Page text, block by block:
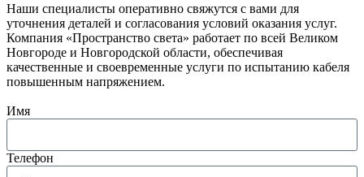
Наши специалисты оперативно свяжутся с вами для
уточнения деталей и согласования условий оказания услуг.
Компания «Пространство света» работает по всей Великом
Новгороде и Новгородской области, обеспечивая
качественные и своевременные услуги по испытанию кабеля
повышенным напряжением.
Имя
Телефон